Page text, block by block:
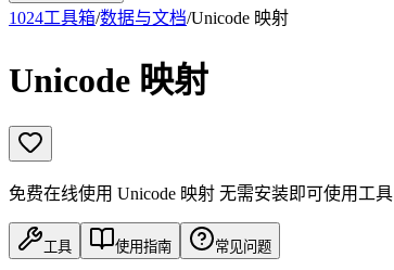
1024工具箱/数据与文档/Unicode 映射
Unicode 映射
免费在线使用 Unicode 映射 无需安装即可使用工具
工具 使用指南 常见问题